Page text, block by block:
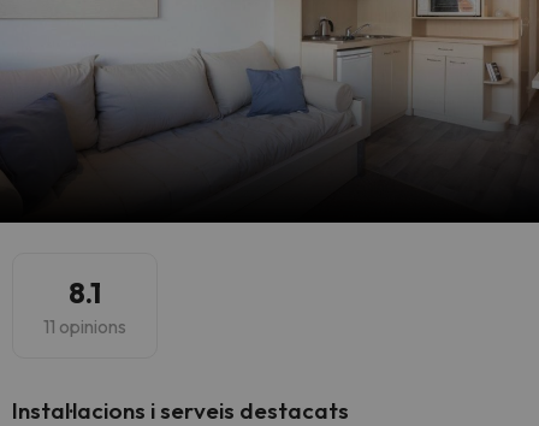
8.1
11 opinions
Instal·lacions i serveis destacats